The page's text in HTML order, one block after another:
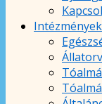
Intézmények